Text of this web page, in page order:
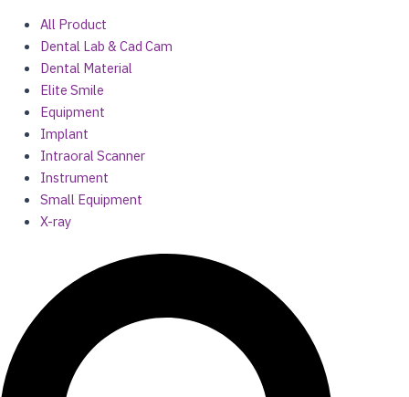
All Product
Dental Lab & Cad Cam
Dental Material
Elite Smile
Equipment
Implant
Intraoral Scanner
Instrument
Small Equipment
X-ray